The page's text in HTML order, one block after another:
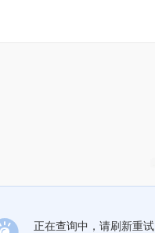
正在查询中，请刷新重试